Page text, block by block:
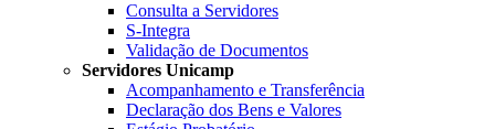
Consulta a Servidores
S-Integra
Validação de Documentos
Servidores Unicamp
Acompanhamento e Transferência
Declaração dos Bens e Valores